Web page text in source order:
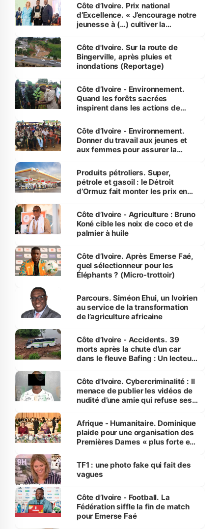
Côte d’Ivoire. Prix national
d’Excellence. « J’encourage notre
jeunesse à (…) cultiver la
(Alassane Ouattara
Côte d'Ivoire. Sur la route de
Bingerville, après pluies et
inondations (Reportage)
Côte d’Ivoire - Environnement.
Quand les forêts sacrées
inspirent dans les actions de
Côte d’Ivoire - Environnement.
Donner du travail aux jeunes et
aux femmes pour assurer la
menacées
Produits pétroliers. Super,
pétrole et gasoil : le Détroit
d’Ormuz fait monter les prix en
Côte d’Ivoire - Agriculture : Bruno
Koné cible les noix de coco et de
palmier à huile
Côte d’Ivoire. Après Emerse Faé,
quel sélectionneur pour les
Éléphants ? (Micro-trottoir)
Parcours. Siméon Ehui, un Ivoirien
au service de la transformation
de l’agriculture africaine
Côte d’Ivoire - Accidents. 39
morts après la chute d’un car
dans le fleuve Bafing : Un lecteur
des Transports
Côte d'Ivoire. Cybercriminalité : Il
menace de publier les vidéos de
nudité d’une amie qui refuse ses
Afrique - Humanitaire. Dominique
plaide pour une organisation des
Premières Dames « plus forte et
sur la scène internationale »
TF1 : une photo fake qui fait des
vagues
Côte d’Ivoire - Football. La
Fédération siffle la fin de match
pour Emerse Faé